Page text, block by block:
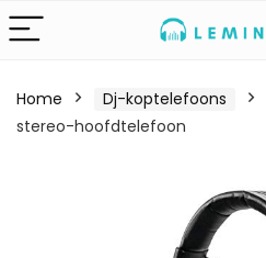
Home Dj-koptelefoons
stereo-hoofdtelefoon